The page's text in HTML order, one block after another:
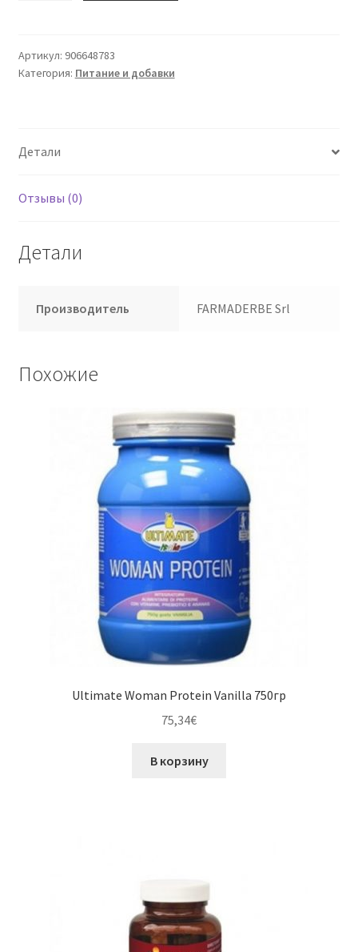
SCIR
200
Артикул: 906648783
Категория: Питание и добавки
Детали
Отзывы (0)
Детали
Производитель FARMADERBE Srl
Похожие
Ultimate Woman Protein Vanilla 750гр
75,34€
В корзину